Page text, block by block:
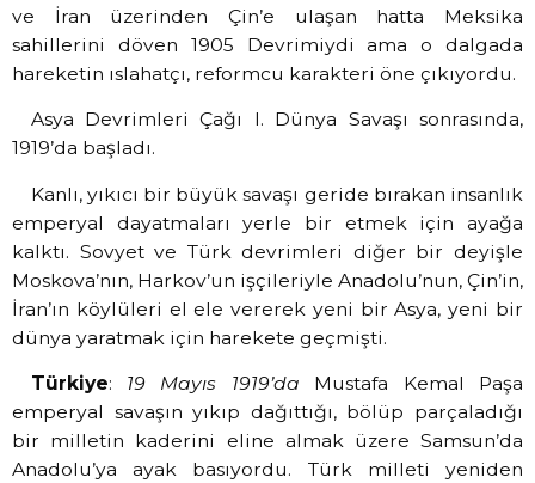
ve İran üzerinden Çin’e ulaşan hatta Meksika
sahillerini döven 1905 Devrimiydi ama o dalgada
hareketin ıslahatçı, reformcu karakteri öne çıkıyordu.
Asya Devrimleri Çağı I. Dünya Savaşı sonrasında,
1919’da başladı.
Kanlı, yıkıcı bir büyük savaşı geride bırakan insanlık
emperyal dayatmaları yerle bir etmek için ayağa
kalktı. Sovyet ve Türk devrimleri diğer bir deyişle
Moskova’nın, Harkov’un işçileriyle Anadolu’nun, Çin’in,
İran’ın köylüleri el ele vererek yeni bir Asya, yeni bir
dünya yaratmak için harekete geçmişti.
Türkiye: 19 Mayıs 1919’da Mustafa Kemal Paşa
emperyal savaşın yıkıp dağıttığı, bölüp parçaladığı
bir milletin kaderini eline almak üzere Samsun’da
Anadolu’ya ayak basıyordu. Türk milleti yeniden